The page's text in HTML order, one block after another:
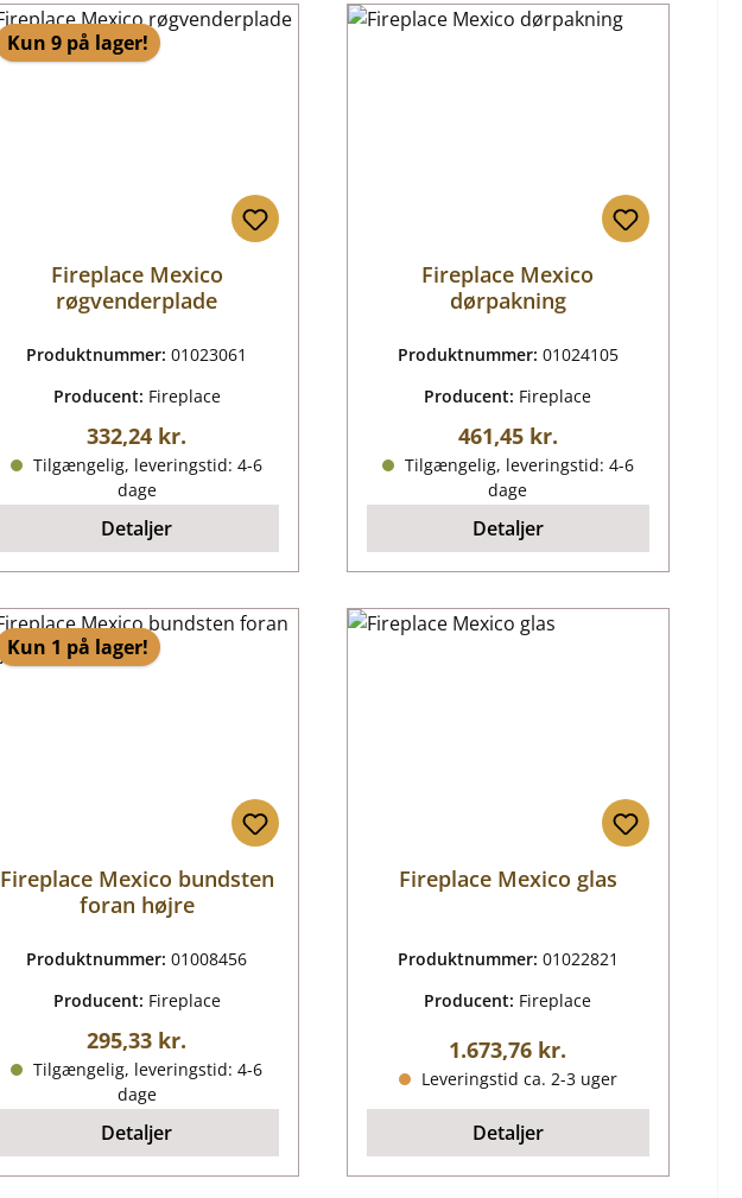
Kun 9 på lager!
Fireplace Mexico
røgvenderplade
Produktnummer:01023061
Producent: Fireplace
Almindelig pris:
332,24 kr.
Tilgængelig, leveringstid: 4-6
dage
Detaljer
Fireplace Mexico
dørpakning
Produktnummer: 01024105
Producent: Fireplace
Almindelig pris:
461,45 kr.
Tilgængelig, leveringstid: 4-6
dage
Detaljer
Kun 1 på lager!
Fireplace Mexico bundsten
foran højre
Produktnummer:01008456
Producent: Fireplace
Almindelig pris:
295,33 kr.
Tilgængelig, leveringstid: 4-6
dage
Detaljer
Fireplace Mexico glas
Produktnummer: 01022821
Producent: Fireplace
Almindelig pris:
1.673,76 kr.
Leveringstid ca. 2-3 uger
Detaljer